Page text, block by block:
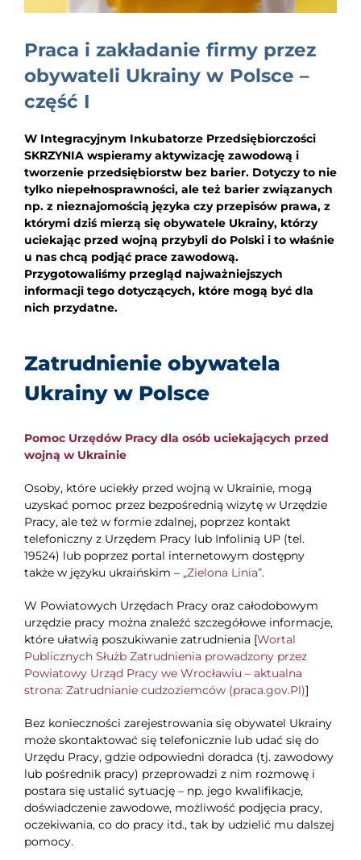
EDUKACJA
NEWS
BLOG
KONTAKT
Praca i zakładanie firmy przez
obywateli Ukrainy w Polsce –
część I
W Integracyjnym Inkubatorze Przedsiębiorczości
SKRZYNIA wspieramy aktywizację zawodową i
tworzenie przedsiębiorstw bez barier. Dotyczy to nie
tylko niepełnosprawności, ale też barier związanych
np. z nieznajomością języka czy przepisów prawa, z
którymi dziś mierzą się obywatele Ukrainy, którzy
uciekając przed wojną przybyli do Polski i to właśnie
u nas chcą podjąć prace zawodową.
Przygotowaliśmy przegląd najważniejszych
informacji tego dotyczących, które mogą być dla
nich przydatne.
Zatrudnienie obywatela
Ukrainy w Polsce
Pomoc Urzędów Pracy dla osób uciekających przed
wojną w Ukrainie
Osoby, które uciekły przed wojną w Ukrainie, mogą
uzyskać pomoc przez bezpośrednią wizytę w Urzędzie
Pracy, ale też w formie zdalnej, poprzez kontakt
telefoniczny z Urzędem Pracy lub Infolinią UP (tel.
19524) lub poprzez portal internetowym dostępny
także w języku ukraińskim – „Zielona Linia”.
W Powiatowych Urzędach Pracy oraz całodobowym
urzędzie pracy można znaleźć szczegółowe informacje,
które ułatwią poszukiwanie zatrudnienia [Wortal
Publicznych Służb Zatrudnienia prowadzony przez
Powiatowy Urząd Pracy we Wrocławiu – aktualna
strona: Zatrudnianie cudzoziemców (praca.gov.Pl)]
Bez konieczności zarejestrowania się obywatel Ukrainy
może skontaktować się telefonicznie lub udać się do
Urzędu Pracy, gdzie odpowiedni doradca (tj. zawodowy
lub pośrednik pracy) przeprowadzi z nim rozmowę i
postara się ustalić sytuację – np. jego kwalifikacje,
doświadczenie zawodowe, możliwość podjęcia pracy,
oczekiwania, co do pracy itd., tak by udzielić mu dalszej
pomocy.